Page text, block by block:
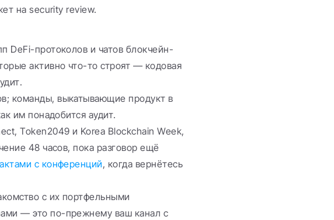
на security review.
DeFi-протоколов и чатов блокчейн-
активно что-то строят — кодовая
команды, выкатывающие продукт в
им понадобится аудит.
Token2049 и Korea Blockchain Week,
48 часов, пока разговор ещё
с конференций, когда вернётесь
с их портфельными
— это по-прежнему ваш канал с